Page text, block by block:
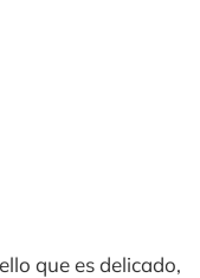
que es delicado,